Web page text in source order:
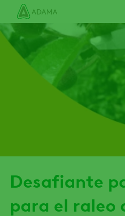
contenido
principal
Desafiante
para el raleo